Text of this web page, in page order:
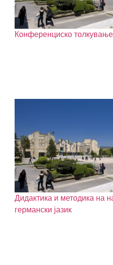
Конференциско толкување
Дидактика и методика на
германски јазик